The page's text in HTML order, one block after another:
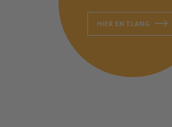
HIER ENTLANG